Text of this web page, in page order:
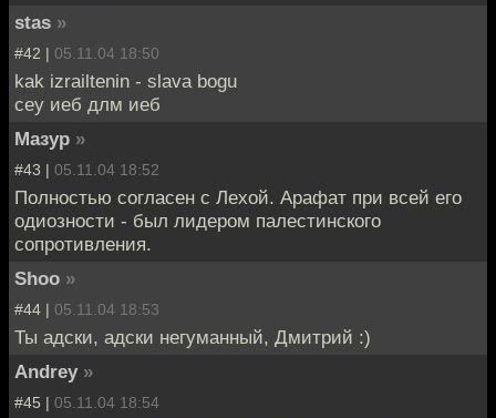
stas »
#42 | 05.11.04 18:50
kak izrailtenin - slava bogu
сеу иеб длм иеб
Мазур »
#43 | 05.11.04 18:52
Полностью согласен с Лехой. Арафат при всей его
одиозности - был лидером палестинского
сопротивления.
Shoo »
#44 | 05.11.04 18:53
Ты адски, адски негуманный, Дмитрий :)
Andrey »
#45 | 05.11.04 18:54